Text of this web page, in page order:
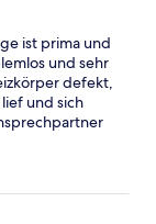
ist prima und
und sehr
defekt,
und sich
die Hitze
gute Bewertung